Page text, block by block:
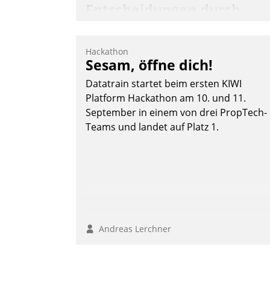
AktivBo und Datatrain kooperieren –
Immobilienunternehmen profitieren: Die
nahtlose Integration der Lösungen von
AktivBo und Datatrain ermöglicht
automatisiert ausgelöste, zielgerichtete
Mieterbefragungen – eine starke
Hackathon
Sesam, öffne dich!
Datatrain startet beim ersten KIWI
Platform Hackathon am 10. und 11.
September in einem von drei PropTech-
Teams und landet auf Platz 1.
Andreas Lerchner